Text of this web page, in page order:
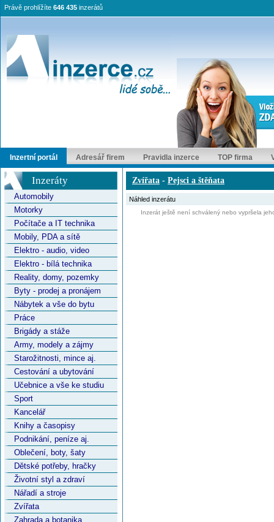
Právě prohlížíte 646 435 inzerátů
Inzertní portál Adresář firem Pravidla inzerce TOP firma
Inzeráty
Automobily
Motorky
Počítače a IT technika
Mobily, PDA a sítě
Elektro - audio, video
Elektro - bílá technika
Reality, domy, pozemky
Byty - prodej a pronájem
Nábytek a vše do bytu
Práce
Brigády a stáže
Army, modely a zájmy
Starožitnosti, mince aj.
Cestování a ubytování
Učebnice a vše ke studiu
Sport
Kancelář
Knihy a časopisy
Podnikání, peníze aj.
Oblečení, boty, šaty
Dětské potřeby, hračky
Životní styl a zdraví
Nářadí a stroje
Zvířata
Zahrada a botanika
Zvířata - Pejsci a štěňata
Náhled inzerátu
Inzerát ještě není schválený nebo vypršela